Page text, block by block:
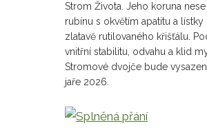
Strom Života. Jeho koruna
rubínu s okvětím apatitu a lístky
zlatavě rutilovaného křišťálu.
vnitřní stabilitu, odvahu a klid
Stromové dvojče bude
jaře 2026.